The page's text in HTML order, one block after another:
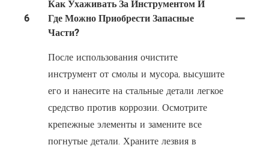
6
Как Ухаживать За Инструментом И
Где Можно Приобрести Запасные
Части?
После использования очистите
инструмент от смолы и мусора, высушите
его и нанесите на стальные детали легкое
средство против коррозии. Осмотрите
крепежные элементы и замените все
погнутые детали. Храните лезвия в